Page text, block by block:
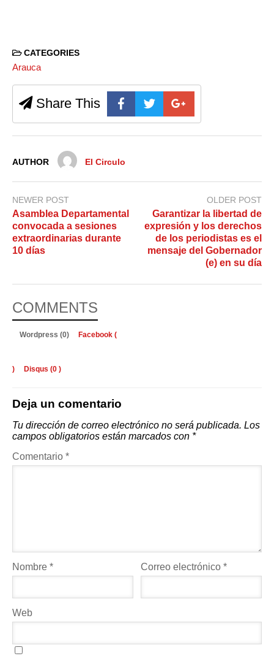
CATEGORIES
Arauca
Share This
AUTHOR El Circulo
NEWER POST
Asamblea Departamental
convocada a sesiones
extraordinarias durante
10 días
OLDER POST
Garantizar la libertad de
expresión y los derechos
de los periodistas es el
mensaje del Gobernador
(e) en su día
COMMENTS
Wordpress (0) Facebook (
) Disqus (0 )
Deja un comentario
Tu dirección de correo electrónico no será publicada. Los
campos obligatorios están marcados con *
Comentario *
Nombre * Correo electrónico*
Web